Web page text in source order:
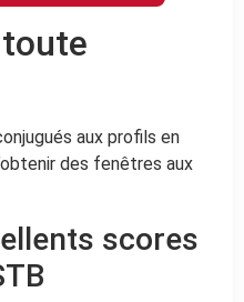
aux profils en
des fenêtres aux
scores